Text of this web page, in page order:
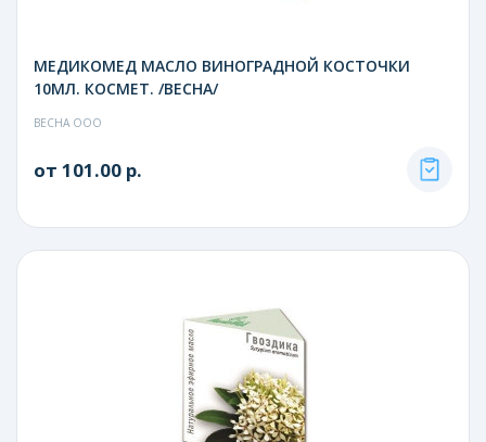
МЕДИКОМЕД МАСЛО ВИНОГРАДНОЙ КОСТОЧКИ
10МЛ. КОСМЕТ. /ВЕСНА/
ВЕСНА ООО
от 101.00 р.